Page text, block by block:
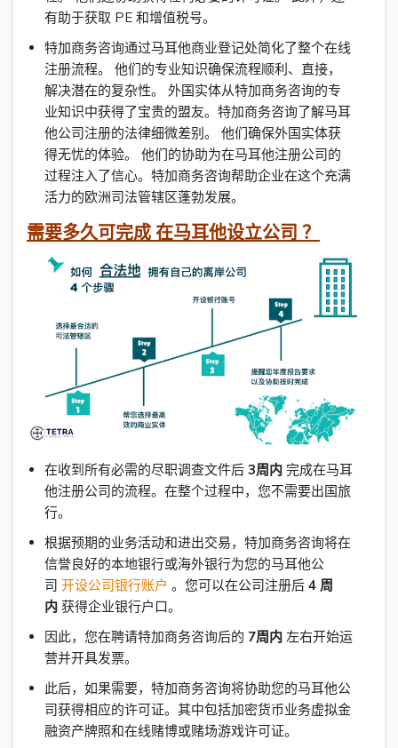
有助于获取 PE 和增值税号。
特加商务咨询通过马耳他商业登记处简化了整个在线
注册流程。 他们的专业知识确保流程顺利、直接，
解决潜在的复杂性。 外国实体从特加商务咨询的专
业知识中获得了宝贵的盟友。特加商务咨询了解马耳
他公司注册的法律细微差别。 他们确保外国实体获
得无忧的体验。 他们的协助为在马耳他注册公司的
过程注入了信心。特加商务咨询帮助企业在这个充满
活力的欧洲司法管辖区蓬勃发展。
需要多久可完成 在马耳他设立公司 ？
在收到所有必需的尽职调查文件后 3周内 完成在马耳
他注册公司的流程。在整个过程中，您不需要出国旅
行。
根据预期的业务活动和进出交易，特加商务咨询将在
信誉良好的本地银行或海外银行为您的马耳他公
司 开设公司银行账户 。您可以在公司注册后 4 周
内 获得企业银行户口。
因此，您在聘请特加商务咨询后的 7周内 左右开始运
营并开具发票。
此后，如果需要，特加商务咨询将协助您的马耳他公
司获得相应的许可证。其中包括加密货币业务虚拟金
融资产牌照和在线赌博或赌场游戏许可证。